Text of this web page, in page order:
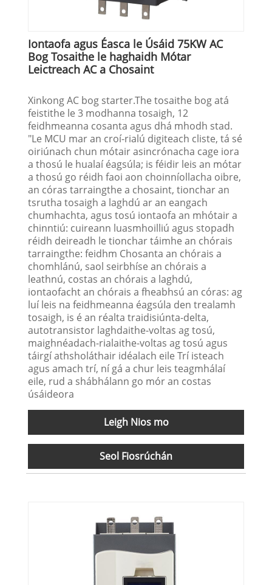
Iontaofa agus Éasca le Úsáid 75KW AC
Bog Tosaithe le haghaidh Mótar
Leictreach AC a Chosaint
Xinkong AC bog starter.The tosaithe bog atá
feistithe le 3 modhanna tosaigh, 12
feidhmeanna cosanta agus dhá mhodh stad.
"Le MCU mar an croí-rialú digiteach cliste, tá sé
oiriúnach chun mótair asincrónacha cage iora
a thosú le hualaí éagsúla; is féidir leis an mótar
a thosú go réidh faoi aon choinníollacha oibre,
an córas tarraingthe a chosaint, tionchar an
tsrutha tosaigh a laghdú ar an eangach
chumhachta, agus tosú iontaofa an mhótair a
chinntiú: cuireann luasmhoilliú agus stopadh
réidh deireadh le tionchar táimhe an chórais
tarraingthe: feidhm Chosanta an chórais a
chomhlánú, saol seirbhíse an chórais a
leathnú, costas an chórais a laghdú,
iontaofacht an chórais a fheabhsú an córas: ag
luí leis na feidhmeanna éagsúla den trealamh
tosaigh, is é an réalta traidisiúnta-delta,
autotransistor laghdaithe-voltas ag tosú,
maighnéadach-rialaithe-voltas ag tosú agus
táirgí athsholáthair idéalach eile Trí isteach
agus amach trí, ní gá a chur leis teagmhálaí
eile, rud a shábhálann go mór an costas
úsáideora
Leigh Nios mo
Seol Fiosrúchán